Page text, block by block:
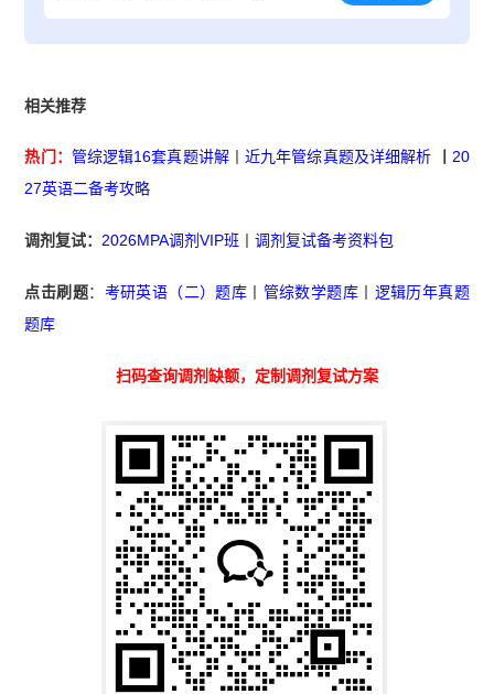
相关推荐
热门： 管综逻辑16套真题讲解丨近九年管综真题及详细解析
20
27英语二备考攻略
调剂复试：2026MPA调剂VIP班 丨调剂复试备考资料包
点击刷题： 考研英语（二）题库 管综数学题库
逻辑历年真题
题库
扫码查询调剂缺额，定制调剂复试方案